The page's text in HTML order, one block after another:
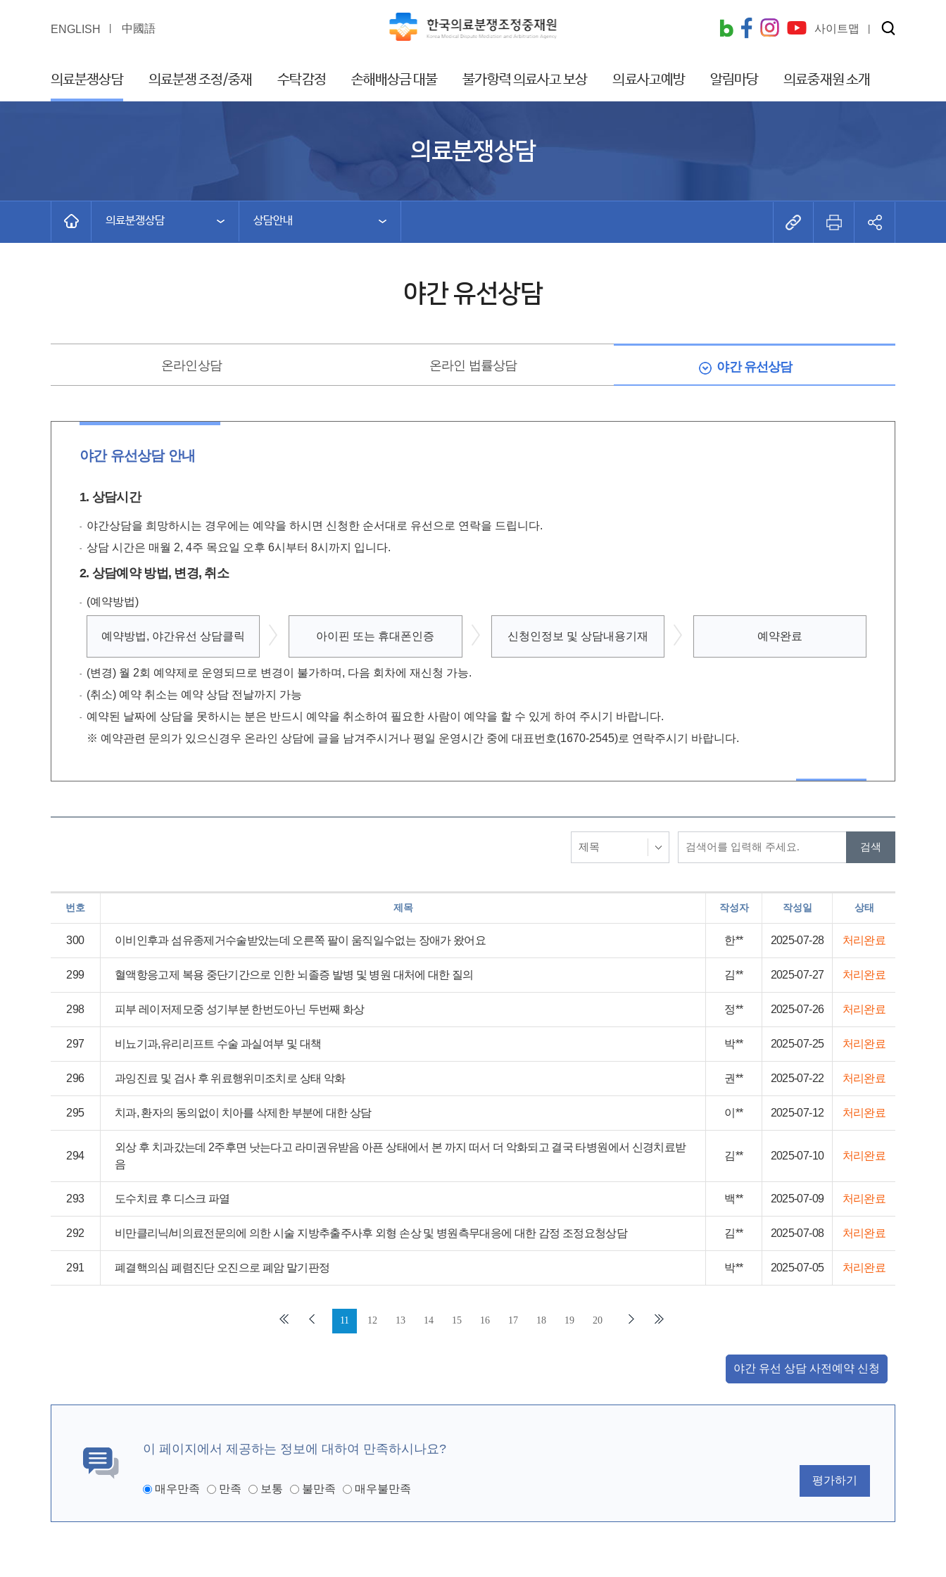
ENGLISH 中國語 사이트맵
의료분쟁상담 의료분쟁 조정/중재 수탁감정 손해배상금 대불 불가항력 의료사고 보상 의료사고예방 알림마당 의료중재원 소개
의료분쟁상담
의료분쟁상담 상담안내
야간 유선상담
온라인상담 온라인 법률상담 야간유선상담
야간 유선상담 안내
1. 상담시간
야간상담을 희망하시는 경우에는 예약을 하시면 신청한 순서대로 유선으로 연락을 드립니다.
상담 시간은 매월 2, 4주 목요일 오후 6시부터 8시까지 입니다.
2. 상담예약 방법, 변경, 취소
(예약방법)
예약방법, 야간유선 상담클릭 아이핀 또는 휴대폰인증 신청인정보 및 상담내용기재 예약완료
(변경) 월 2회 예약제로 운영되므로 변경이 불가하며, 다음 회차에 재신청 가능.
(취소) 예약 취소는 예약 상담 전날까지 가능
예약된 날짜에 상담을 못하시는 분은 반드시 예약을 취소하여 필요한 사람이 예약을 할 수 있게 하여 주시기 바랍니다.
※ 예약관련 문의가 있으신경우 온라인 상담에 글을 남겨주시거나 평일 운영시간 중에 대표번호(1670-2545)로 연락주시기 바랍니다.
번호 제목 작성자 작성일 상태
300 이비인후과 섬유종제거수술받았는데 오른쪽 팔이 움직일수없는 장애가 왔어요 한** 2025-07-28 처리완료
299 혈액항응고제 복용 중단기간으로 인한 뇌졸증 발병 및 병원 대처에 대한 질의 김** 2025-07-27 처리완료
298 피부 레이저제모중 성기부분 한번도아닌 두번째 화상 정** 2025-07-26 처리완료
297 비뇨기과,유리리프트 수술 과실여부 및 대책 박** 2025-07-25 처리완료
296 과잉진료 및 검사 후 위료행위미조치로 상태 악화 권** 2025-07-22 처리완료
295 치과, 환자의 동의없이 치아를 삭제한 부분에 대한 상담 이** 2025-07-12 처리완료
294
외상 후 치과갔는데 2주후면 낫는다고 라미권유받음 아픈 상태에서 본 까지 떠서 더 악화되고 결국 타병원에서 신경치료받
음
김** 2025-07-10 처리완료
293 도수치료 후 디스크 파열 백** 2025-07-09 처리완료
292 비만클리닉/비의료전문의에 의한 시술 지방추출주사후 외형 손상 및 병원측무대응에 대한 감정 조정요청상담 김** 2025-07-08 처리완료
291 폐결핵의심 폐렴진단 오진으로 폐암 말기판정 박** 2025-07-05 처리완료
11 12 13 14 15 16 17 18 19 20
야간 유선 상담 사전예약 신청
이 페이지에서 제공하는 정보에 대하여 만족하시나요?
매우만족 만족 보통 불만족 매우불만족
평가하기